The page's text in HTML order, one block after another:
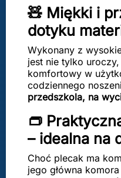
🧸 Miękki i
dotyku
Wykonany z
jest nie tylko
komfortowy w
codziennego
przedszkola, na
👝
– idealna na
Choć plecak ma
jego główna